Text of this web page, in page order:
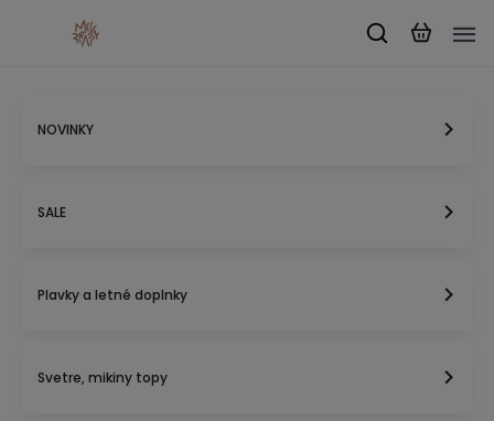
NOVINKY
SALE
Plavky a letné doplnky
Svetre, mikiny topy